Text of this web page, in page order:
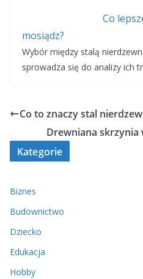
Co
mosiądz?
Wybór między stalą
sprowadza się do analizy ich
Co to znaczy stal
Drewniana
Kategorie
Biznes
Budownictwo
Dziecko
Edukacja
Hobby